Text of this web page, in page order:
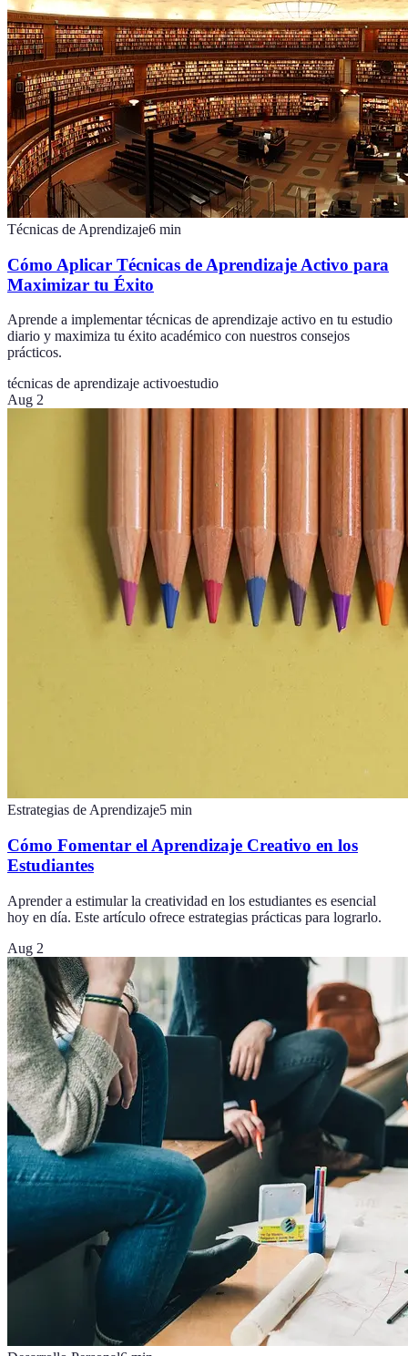
Técnicas de Aprendizaje6 min
Cómo Aplicar Técnicas de Aprendizaje Activo para
Maximizar tu Éxito
Aprende a implementar técnicas de aprendizaje activo en tu estudio
diario y maximiza tu éxito académico con nuestros consejos
prácticos.
técnicas de aprendizaje activoestudio
Aug 2
Estrategias de Aprendizaje5 min
Cómo Fomentar el Aprendizaje Creativo en los
Estudiantes
Aprender a estimular la creatividad en los estudiantes es esencial
hoy en día. Este artículo ofrece estrategias prácticas para lograrlo.
Aug 2